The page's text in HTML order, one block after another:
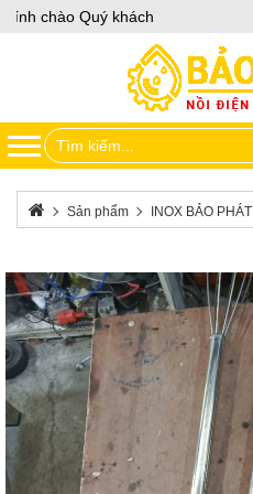
chào Quý khách
Sản phẩm INOX BẢO PHÁT